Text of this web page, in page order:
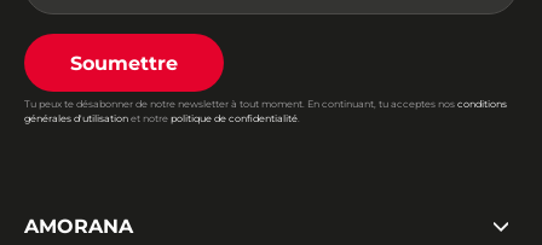
Soumettre
Tu peux te désabonner de notre newsletter à tout moment. En continuant, tu acceptes nos conditions
générales d'utilisation et notre politique de confidentialité.
AMORANA